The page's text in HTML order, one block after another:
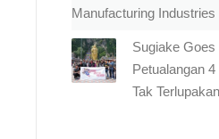
Manufacturing Industries
Sugiake
Petualangan
Tak